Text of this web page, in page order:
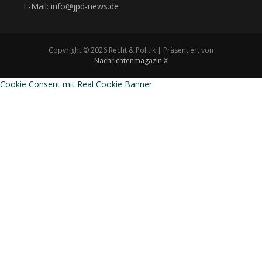
E-Mail: info@jpd-news.de
Copyright © 2026 Recht & Politik | Präsentiert von
Nachrichtenmagazin X
Cookie Consent mit Real Cookie Banner